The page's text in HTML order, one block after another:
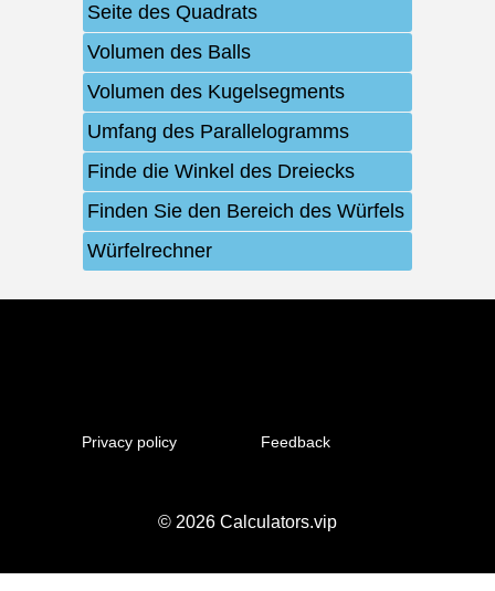
Seite des Quadrats
Volumen des Balls
Volumen des Kugelsegments
Umfang des Parallelogramms
Finde die Winkel des Dreiecks
Finden Sie den Bereich des Würfels
Würfelrechner
Privacy policy Feedback
© 2026 Calculators.vip